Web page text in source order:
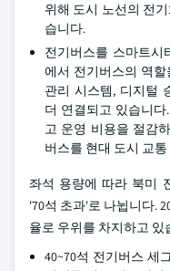
위해 도시 노선의 전
습니다.
전기버스를 스마트
에서 전기버스의 역
관리 시스템, 디지털
더 연결되고 있습니
고 운영 비용을 절감
버스를 현대 도시 교
좌석 용량에 따라 북미
'70석 초과'로 나뉩니다.
율로 우위를 차지하고 있
40~70석 전기버스 세